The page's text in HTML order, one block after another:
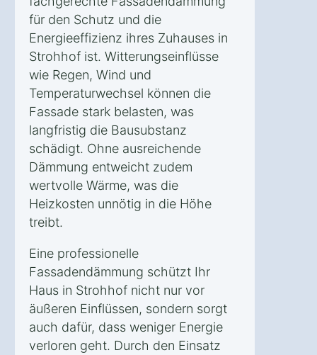
für den Schutz und die
Energieeffizienz ihres Zuhauses in
Strohhof ist. Witterungseinflüsse
wie Regen, Wind und
Temperaturwechsel können die
Fassade stark belasten, was
langfristig die Bausubstanz
schädigt. Ohne ausreichende
Dämmung entweicht zudem
wertvolle Wärme, was die
Heizkosten unnötig in die Höhe
treibt.
Eine professionelle
Fassadendämmung schützt Ihr
Haus in Strohhof nicht nur vor
äußeren Einflüssen, sondern sorgt
auch dafür, dass weniger Energie
verloren geht. Durch den Einsatz